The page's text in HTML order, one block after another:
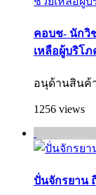
คอบช- นักวิ
เหลือผู้บริโภ
อนุด้านสินค้
1256 views
ปั่นจักรยาน